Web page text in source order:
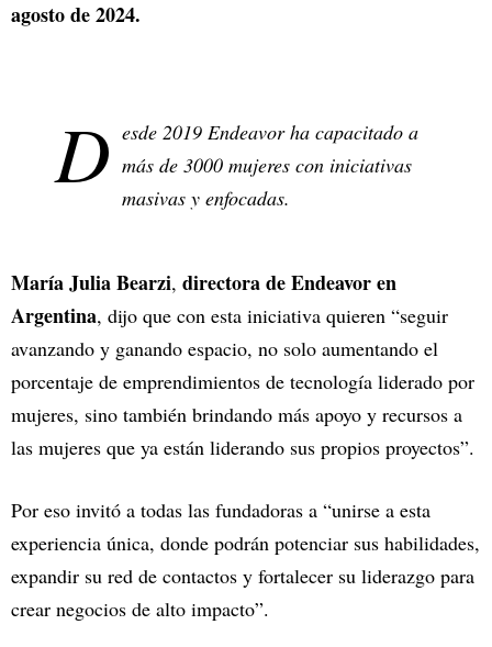
agosto de 2024.
D esde 2019 Endeavor ha capacitado a
más de 3000 mujeres con iniciativas
masivas y enfocadas.
María Julia Bearzi, directora de Endeavor en
Argentina, dijo que con esta iniciativa quieren “seguir
avanzando y ganando espacio, no solo aumentando el
porcentaje de emprendimientos de tecnología liderado por
mujeres, sino también brindando más apoyo y recursos a
las mujeres que ya están liderando sus propios proyectos”.
Por eso invitó a todas las fundadoras a “unirse a esta
experiencia única, donde podrán potenciar sus habilidades,
expandir su red de contactos y fortalecer su liderazgo para
crear negocios de alto impacto”.